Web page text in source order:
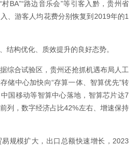
BA”“路边音乐会”等引客入黔，贵州省
、游客人均花费分别恢复到2019年的1
结构优化、质效提升的良好态势。
综合试验区，贵州还抢抓机遇布局人工
储中心加快向“存算一体、智算优先”转
国移动等智算中心落地，智算芯片达7
列，数字经济占比42%左右、增速保持
规模扩大，出口总额快速增长，2023